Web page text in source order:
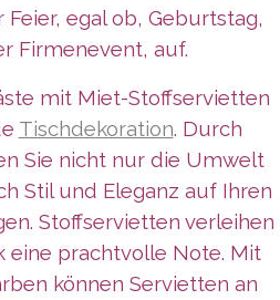
egal ob, Geburtstag,
Firmenevent, auf.
mit Miet-Stoffservietten
Tischdekoration. Durch
Sie nicht nur die Umwelt
Stil und Eleganz auf Ihren
Stoffservietten verleihen
eine prachtvolle Note. Mit
können Servietten an